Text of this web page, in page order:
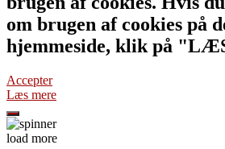
om brugen af cookies på
hjemmeside, klik på
Accepter
Læs mere
load more